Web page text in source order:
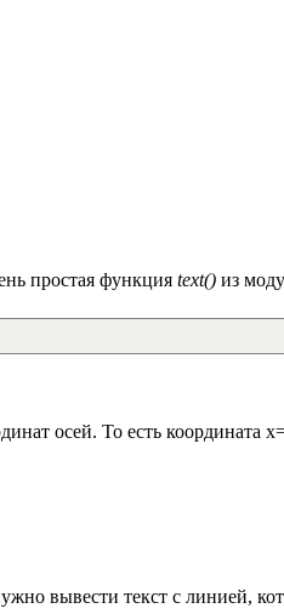
простая функция text() из
осей. То есть координата
вывести текст с линией,